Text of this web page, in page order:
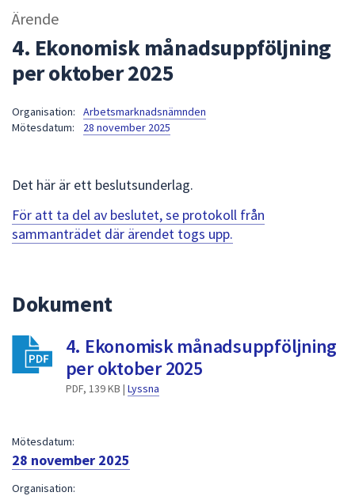
sökfältet
kommer
för
att
navigera
för
Ärende
4. Ekonomisk månadsuppföljning
per oktober 2025
Organisation:
Arbetsmarknadsnämnden
Mötesdatum:
28 november 2025
Det här är ett beslutsunderlag.
För att ta del av beslutet, se protokoll från
sammanträdet där ärendet togs upp.
Dokument
4. Ekonomisk månadsuppföljning
per oktober 2025
PDF, 139 KB | Lyssna
Mötesdatum:
28 november 2025
Organisation: